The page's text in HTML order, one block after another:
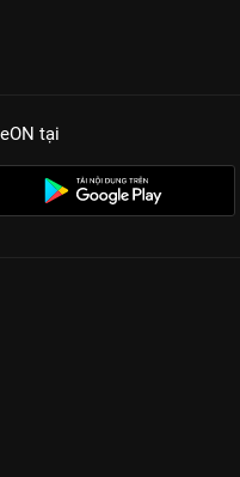
tại